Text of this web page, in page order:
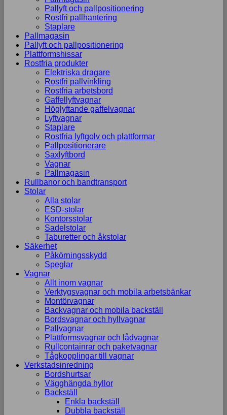
Pallyft och pallpositionering
Rostfri pallhantering
Staplare
Pallmagasin
Pallyft och pallpositionering
Plattformshissar
Rostfria produkter
Elektriska dragare
Rostfri pallvinkling
Rostfria arbetsbord
Gaffellyftvagnar
Höglyftande gaffelvagnar
Lyftvagnar
Staplare
Rostfria lyftgolv och plattformar
Pallpositionerare
Saxlyftbord
Vagnar
Pallmagasin
Rullbanor och bandtransport
Stolar
Alla stolar
ESD-stolar
Kontorsstolar
Sadelstolar
Taburetter och åkstolar
Säkerhet
Påkörningsskydd
Speglar
Vagnar
Allt inom vagnar
Verktygsvagnar och mobila arbetsbänkar
Montörvagnar
Backvagnar och mobila backställ
Bordsvagnar och hyllvagnar
Pallvagnar
Plattformsvagnar och lådvagnar
Rullcontainrar och paketvagnar
Tågkopplingar till vagnar
Verkstadsinredning
Bordshurtsar
Vägghängda hyllor
Backställ
Enkla backställ
Dubbla backställ